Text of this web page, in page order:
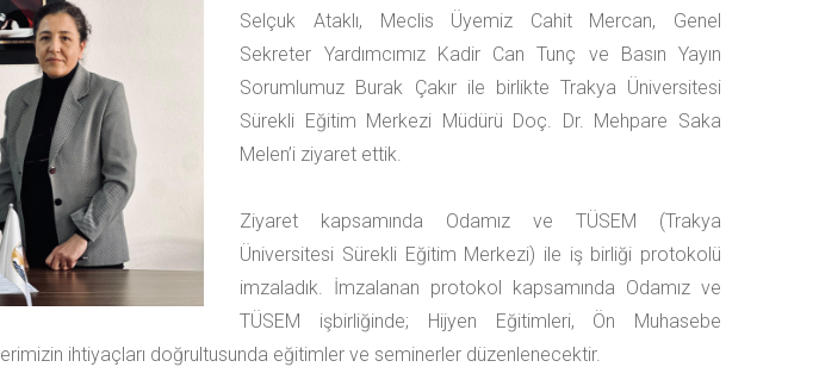
Selçuk Ataklı, Meclis Üyemiz Cahit Mercan, Genel
Sekreter Yardımcımız Kadir Can Tunç ve Basın Yayın
Sorumlumuz Burak Çakır ile birlikte Trakya Üniversitesi
Sürekli Eğitim Merkezi Müdürü Doç. Dr. Mehpare Saka
Melen’i ziyaret ettik.
Ziyaret kapsamında Odamız ve TÜSEM (Trakya
Üniversitesi Sürekli Eğitim Merkezi) ile iş birliği protokolü
imzaladık. İmzalanan protokol kapsamında Odamız ve
TÜSEM işbirliğinde; Hijyen Eğitimleri, Ön Muhasebe
ihtiyaçları doğrultusunda eğitimler ve seminerler düzenlenecektir.